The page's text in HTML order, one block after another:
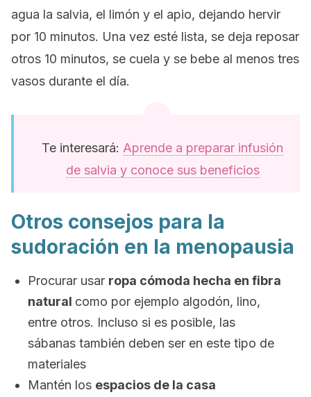
agua la salvia, el limón y el apio, dejando hervir
por 10 minutos. Una vez esté lista, se deja reposar
otros 10 minutos, se cuela y se bebe al menos tres
vasos durante el día.
Te interesará: Aprende a preparar infusión
de salvia y conoce sus beneficios
Otros consejos para la
sudoración en la menopausia
Procurar usar ropa cómoda hecha en fibra
natural como por ejemplo algodón, lino,
entre otros. Incluso si es posible, las
sábanas también deben ser en este tipo de
materiales
Mantén los espacios de la casa